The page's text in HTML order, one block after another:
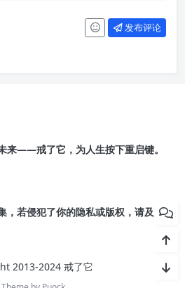
发布评论
来——戒了它，为人生按下重启键。
，若侵犯了你的隐私或版权，请及时联
2013-2024 戒了它